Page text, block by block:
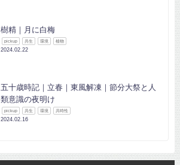
樹精｜月に白梅
pickup 共生 環境 植物
2024.02.22
五十歳時記｜立春｜東風解凍｜節分大祭と人
類意識の夜明け
pickup 共生 環境 共時性
2024.02.16